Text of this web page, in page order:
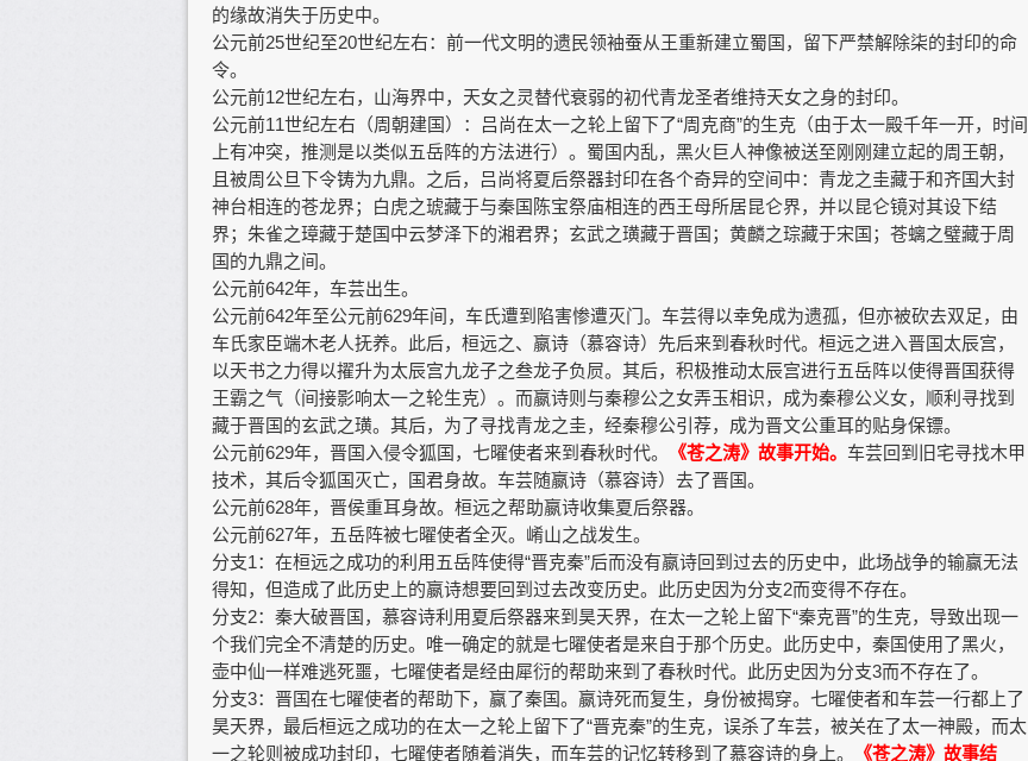
的缘故消失于历史中。
公元前25世纪至20世纪左右：前一代文明的遗民领袖蚕从王重新建立蜀国，留下严禁解除柒的封印的命
令。
公元前12世纪左右，山海界中，天女之灵替代衰弱的初代青龙圣者维持天女之身的封印。
公元前11世纪左右（周朝建国）：吕尚在太一之轮上留下了“周克商”的生克（由于太一殿千年一开，时间
上有冲突，推测是以类似五岳阵的方法进行）。蜀国内乱，黑火巨人神像被送至刚刚建立起的周王朝，
且被周公旦下令铸为九鼎。之后，吕尚将夏后祭器封印在各个奇异的空间中：青龙之圭藏于和齐国大封
神台相连的苍龙界；白虎之琥藏于与秦国陈宝祭庙相连的西王母所居昆仑界，并以昆仑镜对其设下结
界；朱雀之璋藏于楚国中云梦泽下的湘君界；玄武之璜藏于晋国；黄麟之琮藏于宋国；苍螭之璧藏于周
国的九鼎之间。
公元前642年，车芸出生。
公元前642年至公元前629年间，车氏遭到陷害惨遭灭门。车芸得以幸免成为遗孤，但亦被砍去双足，由
车氏家臣端木老人抚养。此后，桓远之、嬴诗（慕容诗）先后来到春秋时代。桓远之进入晋国太辰宫，
以天书之力得以擢升为太辰宫九龙子之叁龙子负屃。其后，积极推动太辰宫进行五岳阵以使得晋国获得
王霸之气（间接影响太一之轮生克）。而嬴诗则与秦穆公之女弄玉相识，成为秦穆公义女，顺利寻找到
藏于晋国的玄武之璜。其后，为了寻找青龙之圭，经秦穆公引荐，成为晋文公重耳的贴身保镖。
公元前629年，晋国入侵令狐国，七曜使者来到春秋时代。
《苍之涛》故事开始。 车芸回到旧宅寻找木甲
技术，其后令狐国灭亡，国君身故。车芸随嬴诗（慕容诗）去了晋国。
公元前628年，晋侯重耳身故。桓远之帮助嬴诗收集夏后祭器。
公元前627年，五岳阵被七曜使者全灭。崤山之战发生。
分支1：在桓远之成功的利用五岳阵使得“晋克秦”后而没有嬴诗回到过去的历史中，此场战争的输赢无法
得知，但造成了此历史上的嬴诗想要回到过去改变历史。此历史因为分支2而变得不存在。
分支2：秦大破晋国，慕容诗利用夏后祭器来到昊天界，在太一之轮上留下“秦克晋”的生克，导致出现一
个我们完全不清楚的历史。唯一确定的就是七曜使者是来自于那个历史。此历史中，秦国使用了黑火，
壶中仙一样难逃死噩，七曜使者是经由犀衍的帮助来到了春秋时代。此历史因为分支3而不存在了。
分支3：晋国在七曜使者的帮助下，赢了秦国。嬴诗死而复生，身份被揭穿。七曜使者和车芸一行都上了
昊天界，最后桓远之成功的在太一之轮上留下了“晋克秦”的生克，误杀了车芸，被关在了太一神殿，而太
一之轮则被成功封印，七曜使者随着消失，而车芸的记忆转移到了慕容诗的身上。
《苍之涛》故事结